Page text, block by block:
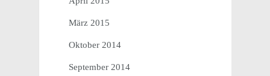
März 2015
Oktober 2014
September 2014